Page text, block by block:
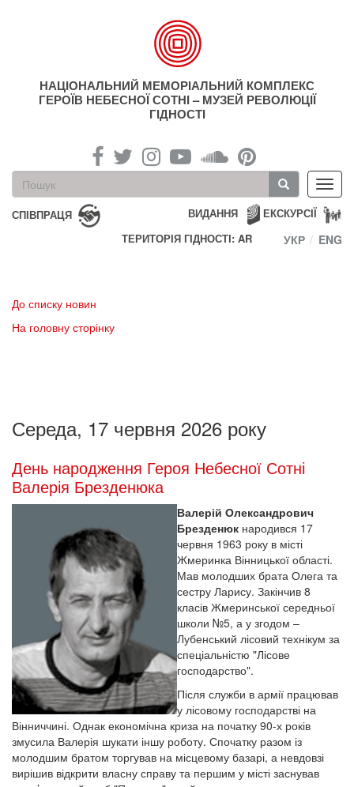
НАЦІОНАЛЬНИЙ МЕМОРІАЛЬНИЙ КОМПЛЕКС
ГЕРОЇВ НЕБЕСНОЇ СОТНІ – МУЗЕЙ РЕВОЛЮЦІЇ
ГІДНОСТІ
Пошукова
форма
Пошук
СПІВПРАЦЯ ЕКСКУРСІЇ
ВИДАННЯ
ТЕРИТОРІЯ ГІДНОСТІ: AR
УКР ENG
До списку новин
На головну сторінку
Середа, 17 червня 2026 року
День народження Героя Небесної Сотні
Валерія Брезденюка
Валерій Олександрович
Брезденюк народився 17
червня 1963 року в місті
Жмеринка Вінницької області.
Мав молодших брата Олега та
сестру Ларису. Закінчив 8
класів Жмеринської середньої
школи №5, а у згодом –
Лубенський лісовий технікум за
спеціальністю "Лісове
господарство".
Після служби в армії працював
у лісовому господарстві на
Вінниччині. Однак економічна криза на початку 90-х років
змусила Валерія шукати іншу роботу. Спочатку разом із
молодшим братом торгував на місцевому базарі, а невдовзі
вирішив відкрити власну справу та першим у місті заснував